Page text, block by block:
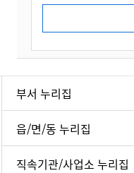
부서 누리집
읍/면/동 누리집
직속기관/사업소 누리집